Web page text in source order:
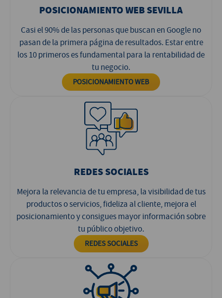
POSICIONAMIENTO WEB SEVILLA
Casi el 90% de las personas que buscan en Google no
pasan de la primera página de resultados. Estar entre
los 10 primeros es fundamental para la rentabilidad de
tu negocio.
POSICIONAMIENTO WEB
REDES SOCIALES
Mejora la relevancia de tu empresa, la visibilidad de tus
productos o servicios, fideliza al cliente, mejora el
posicionamiento y consigues mayor información sobre
tu público objetivo.
REDES SOCIALES